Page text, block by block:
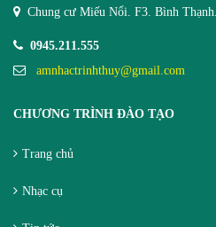
Chung cư Miếu Nổi. F3. Bình
0945.211.555
amnhactrinhthuy@gmail.com
CHƯƠNG TRÌNH ĐÀO TẠO
Trang chủ
Nhạc cụ